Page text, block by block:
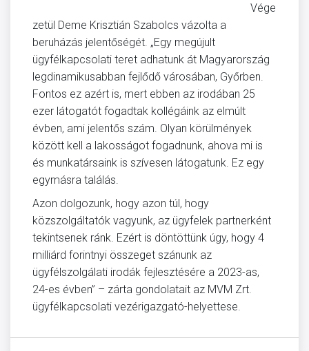
Vége
zetül Deme Krisztián Szabolcs vázolta a
beruházás jelentőségét. „Egy megújult
ügyfélkapcsolati teret adhatunk át Magyarország
legdinamikusabban fejlődő városában, Győrben.
Fontos ez azért is, mert ebben az irodában 25
ezer látogatót fogadtak kollégáink az elmúlt
évben, ami jelentős szám. Olyan körülmények
között kell a lakosságot fogadnunk, ahova mi is
és munkatársaink is szívesen látogatunk. Ez egy
egymásra találás.
Azon dolgozunk, hogy azon túl, hogy
közszolgáltatók vagyunk, az ügyfelek partnerként
tekintsenek ránk. Ezért is döntöttünk úgy, hogy 4
milliárd forintnyi összeget szánunk az
ügyfélszolgálati irodák fejlesztésére a 2023-as,
24-es évben” – zárta gondolatait az MVM Zrt.
ügyfélkapcsolati vezérigazgató-helyettese.